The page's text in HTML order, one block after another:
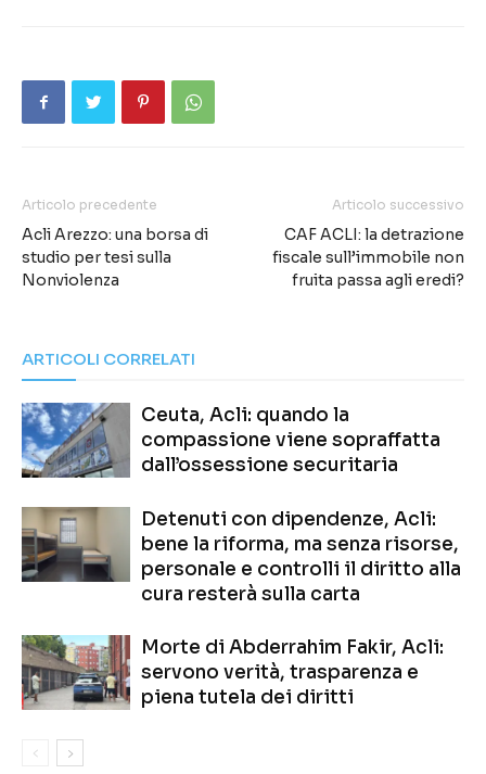
Articolo precedente
Acli Arezzo: una borsa di
studio per tesi sulla
Nonviolenza
Articolo successivo
CAF ACLI: la detrazione
fiscale sull’immobile non
fruita passa agli eredi?
ARTICOLI CORRELATI
Ceuta, Acli: quando la
compassione viene sopraffatta
dall’ossessione securitaria
Detenuti con dipendenze, Acli:
bene la riforma, ma senza risorse,
personale e controlli il diritto alla
cura resterà sulla carta
Morte di Abderrahim Fakir, Acli:
servono verità, trasparenza e
piena tutela dei diritti